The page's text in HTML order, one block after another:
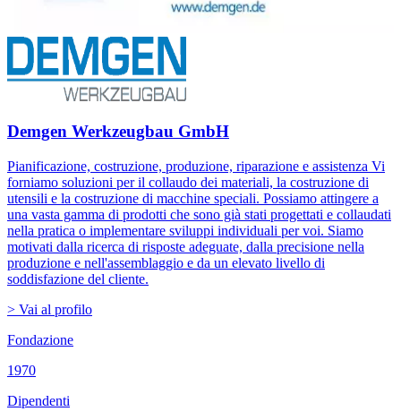
Demgen Werkzeugbau GmbH
Pianificazione, costruzione, produzione, riparazione e assistenza Vi
forniamo soluzioni per il collaudo dei materiali, la costruzione di
utensili e la costruzione di macchine speciali. Possiamo attingere a
una vasta gamma di prodotti che sono già stati progettati e collaudati
nella pratica o implementare sviluppi individuali per voi. Siamo
motivati dalla ricerca di risposte adeguate, dalla precisione nella
produzione e nell'assemblaggio e da un elevato livello di
soddisfazione del cliente.
> Vai al profilo
Fondazione
1970
Dipendenti